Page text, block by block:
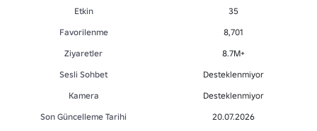
Etkin
35
Favorilenme
8,701
Ziyaretler
8.7M+
Sesli Sohbet
Desteklenmiyor
Kamera
Desteklenmiyor
Son Güncelleme Tarihi
20.07.2026